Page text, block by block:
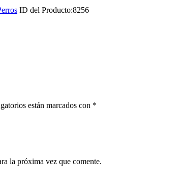
ID del Producto:8256
están marcados con *
la próxima vez que comente.